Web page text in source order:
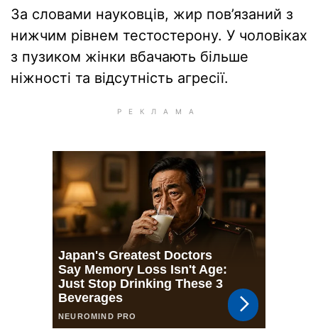
За словами науковців, жир пов’язаний з
нижчим рівнем тестостерону. У чоловіках
з пузиком жінки вбачають більше
ніжності та відсутність агресії.